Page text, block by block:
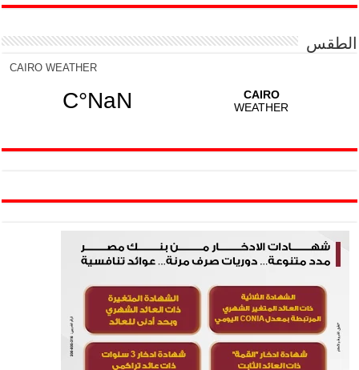
الطقس
CAIRO WEATHER